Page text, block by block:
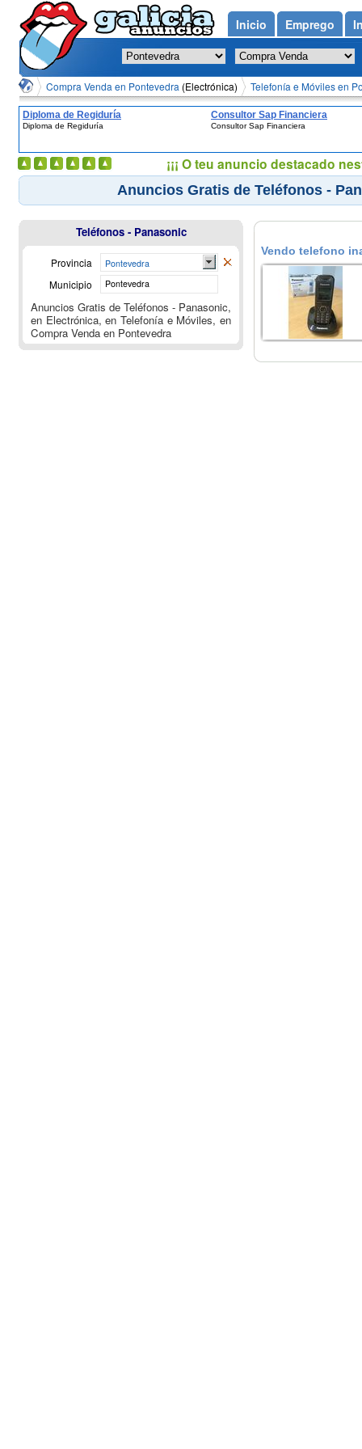
Compra Venda en Pontevedra (Electrónica) Telefonía e Móviles en
Diploma de Regiduría
Diploma de Regiduría
Consultor Sap Financiera
Consultor Sap Financiera
Anuncios Gratis de Teléfonos -
Vendo telefono
Teléfonos - Panasonic
Provincia Pontevedra
Municipio Pontevedra
Anuncios Gratis de Teléfonos - Panasonic,
en Electrónica, en Telefonía e Móviles, en
Compra Venda en Pontevedra
Inicio Emprego
¡¡¡ O teu anuncio destacado